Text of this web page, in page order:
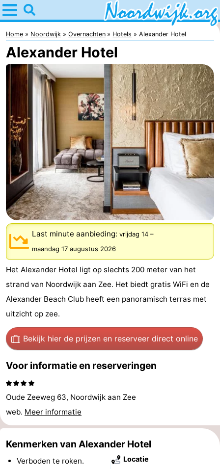
Home
Noordwijk
Tips
Voor
Overnachten
Appartementen
Bed
(&
breakfasts)
Campings
Hotels
Vakantiehuizen
-
Gouden
Spar
De
Noordduinen
Duinresort
Dunimar
-
Noordwijkse
Duinen
Parc
du
Soleil
Last
minutes
Strand
Zien
&
doen
Bezienswaardigheden
-
Home Noordwijk Overnachten Hotels Alexander Hotel
Alexander Hotel
Last minute aanbieding: vrijdag 14 –
maandag 17 augustus 2026
Het Alexander Hotel ligt op slechts 200 meter van het
strand van Noordwijk aan Zee. Het biedt gratis WiFi en de
Alexander Beach Club heeft een panoramisch terras met
uitzicht op zee.
Bekijk hier de prijzen en reserveer direct online
Voor informatie en reserveringen
Oude Zeeweg 63, Noordwijk aan Zee
web. Meer informatie
Kenmerken van Alexander Hotel
Verboden te roken. Locatie